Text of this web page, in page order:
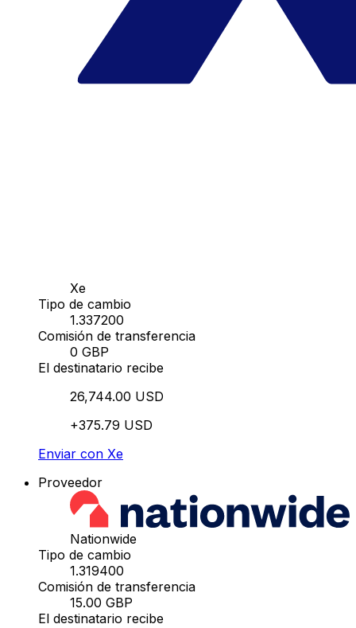
Xe
Tipo de cambio
1.337200
Comisión de transferencia
0 GBP
El destinatario recibe
26,744.00 USD
+375.79 USD
Enviar con Xe
Proveedor
Nationwide
Tipo de cambio
1.319400
Comisión de transferencia
15.00 GBP
El destinatario recibe